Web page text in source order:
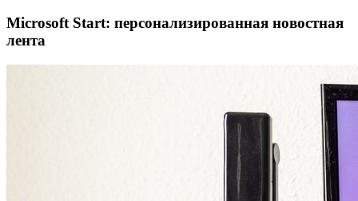
Microsoft Start: персонализированная новостная
лента